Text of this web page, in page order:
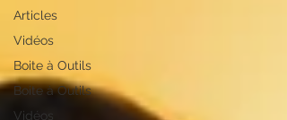
Articles
Vidéos
Boite à Outils
Boite à Outils
Vidéos